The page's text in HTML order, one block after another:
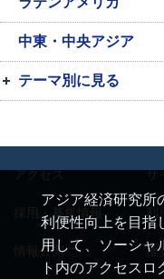
中東・中央アジア
テーマ別に見る
アジア経済研究所
利便性向上を目指
用して、ソーシャ
ト内のアクセス
アクセス サ
採用・募集情報 利
情報公開 推